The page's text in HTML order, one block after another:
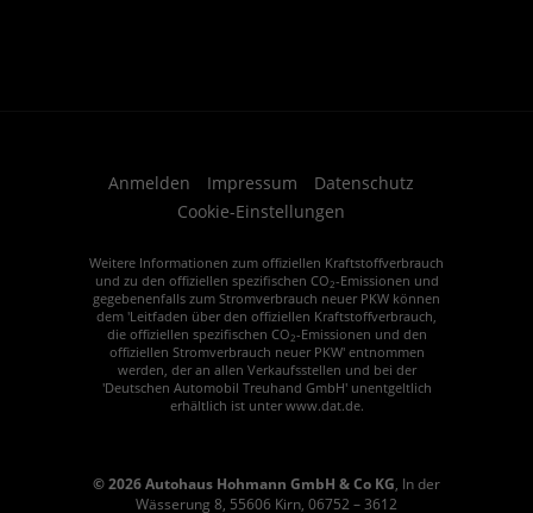
Anmelden Impressum
Datenschutz
Cookie-Einstellungen
Weitere Informationen zum offiziellen Kraftstoffverbrauch
und zu den offiziellen spezifischen CO2-Emissionen und
gegebenenfalls zum Stromverbrauch neuer PKW können
dem 'Leitfaden über den offiziellen Kraftstoffverbrauch,
die offiziellen spezifischen CO2-Emissionen und den
offiziellen Stromverbrauch neuer PKW' entnommen
werden, der an allen Verkaufsstellen und bei der
'Deutschen Automobil Treuhand GmbH' unentgeltlich
erhältlich ist unter www.dat.de.
© 2026Autohaus Hohmann GmbH & Co KG, In der
Wässerung 8, 55606 Kirn, 06752 – 3612